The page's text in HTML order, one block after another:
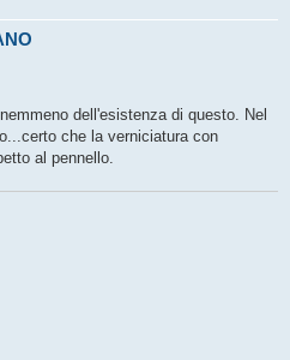
dell'esistenza di questo. Nel
che la verniciatura con
al pennello.